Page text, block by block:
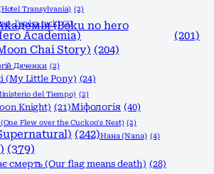
Transylvania) (2)
l'opéra rock) (2)
(Boku no hero
Academia)
(201)
Chai Story) (204)
Дяченки (2)
(My Little Pony) (24)
del Tiempo) (2)
Knight) (21)Міфологія (40)
Flew over the Cuckoo's Nest) (2)
(242)Нана (Nana) (4)
(379)
смерть (Our flag means death) (28)